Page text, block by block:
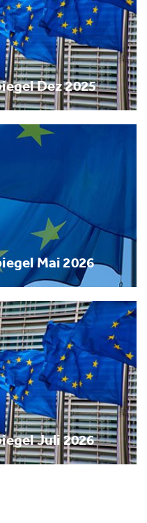
Dez 2025
Mai 2026
Juli 2026